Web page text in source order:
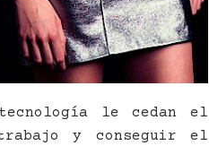
tecnología le cedan el
y conseguir el